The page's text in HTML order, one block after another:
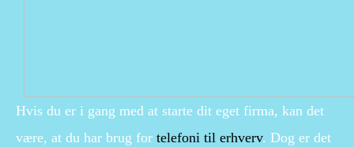
Hvis du er i gang med at starte dit eget firma, kan det
være, at du har brug for telefoni til erhverv. Dog er det